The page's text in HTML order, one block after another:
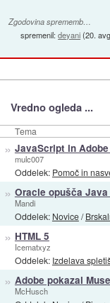
Zgodovina sprememb…
spremenil:deyani(20.
Vredno ogleda ...
Tema
» JavaScript in
mulc007
Oddelek: Pomoč in
» Oracle opušča
Mandi
Oddelek: Novice/
» HTML 5
Icematxyz
Oddelek: Izdelava
» Adobe pokazal Muse
McHusch